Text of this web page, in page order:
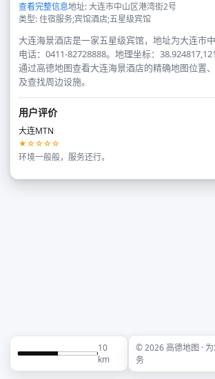
查看完整信息地址: 大连市中山区港湾街2号
类型: 住宿服务;宾馆酒店;五星级宾馆
大连海景酒店是一家五星级宾馆，地址为大连市中
电话：0411-82728888。地理坐标：
通过高德地图查看大连海景酒店的精确地图位置
及查找周边设施。
用户评价
大连MTN
★☆☆☆☆
环境一般般，服务还行。
10
km
© 2026 高德地图 ·
务